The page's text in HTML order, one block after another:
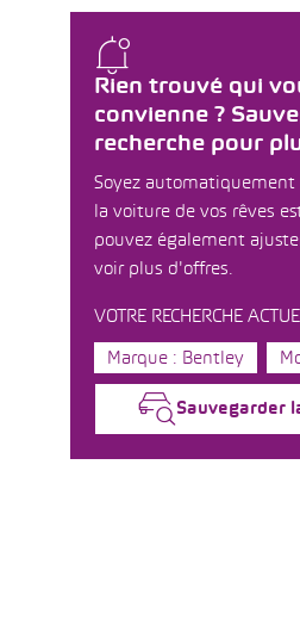
Rien trouvé qui
convienne ?
recherche pour
Soyez
la voiture de vos rêves
pouvez également
voir plus d'offres.
VOTRE RECHERCHE
Marque : Bentley
Sauvegarder